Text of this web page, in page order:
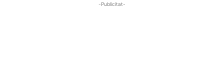
-Publicitat-